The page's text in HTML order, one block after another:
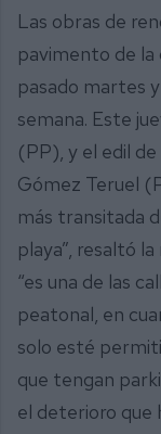
Las obras de
pavimento de
pasado martes
semana. Este
(PP), y el edil
Gómez Teruel
más transitada
playa”, resaltó
“es una de las
peatonal, en
solo esté
que tengan
el deterioro que